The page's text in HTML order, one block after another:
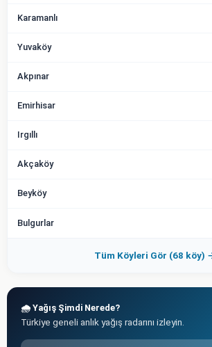
Karamanlı
Yuvaköy
Akpınar
Emirhisar
Irgıllı
Akçaköy
Beyköy
Bulgurlar
Tüm Köyleri Gör (68 köy)
🌧️ Yağış Şimdi Nerede?
Türkiye geneli anlık yağış radarını izleyin.